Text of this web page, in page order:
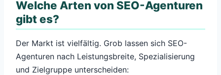
Welche Arten von SEO-Agenturen
gibt es?
Der Markt ist vielfältig. Grob lassen sich SEO-
Agenturen nach Leistungsbreite, Spezialisierung
und Zielgruppe unterscheiden: